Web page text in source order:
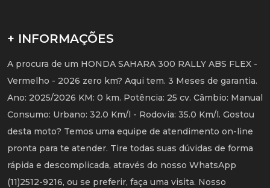
+ INFORMAÇÕES
A procura de um HONDA SAHARA 300 RALLY ABS FLEX -
Vermelho - 2026 zero km? Aqui tem. 3 Meses de garantia.
Ano: 2025/2026 KM: 0 km. Potência: 25 cv. Câmbio: Manual
Consumo: Urbano: 32.0 Km/l - Rodovia: 35.0 Km/l. Gostou
desta moto? Temos uma equipe de atendimento on-line
pronta para te atender. Tire todas suas dúvidas de forma
rápida e descomplicada, através do nosso WhatsApp
(11)2512-9216, ou se preferir, faça uma visita. Nosso